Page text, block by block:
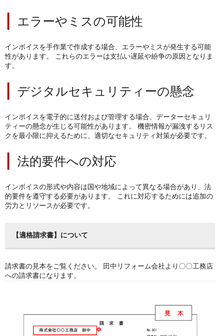
エラーやミスの可能性
インボイスを手作業で作成する場合、エラーやミスが発生する可能
性があります。
これらのエラーは支払い遅延や紛争の原因となりま
す。
デジタルセキュリティーの懸念
インボイスを電子的に送付および管理する場合、データーセキュリ
ティーの懸念が生じる可能性があります。
機密情報が漏洩するリス
クを最小限に抑えるために、適切なセキュリティ対策が必要です。
法的要件への対応
インボイスの形式や内容は国や地域によって異なる場合があり、法
的要件を遵守する必要があります。
これに対応するためには追加の
労力とリソースが必要です。
【適格請求書】について
請求書の見本をご覧ください。
田中リフォーム会社より〇〇工務店
への請求書になります。